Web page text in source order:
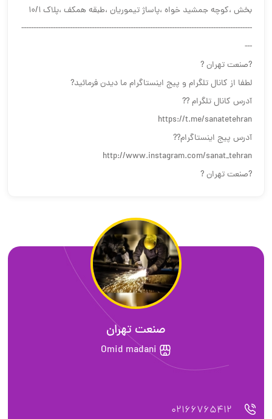
بخش ،کوچه جمشید خواه ،پاساژ تیموریان ،طبقه همکف ،پلاک ۱۰/۱
-----------------------------------------------------------------------------------------------
---
?صنعت تهران ?
لطفا از کانال تلگرام و پیج اینستاگرام ما دیدن فرمائید?
آدرس کانال تلگرام ??
https://t.me/sanatetehran
آدرس پیج اینستاگرام??
http://www.instagram.com/sanat_tehran
?صنعت تهران ?
صنعت تهران
Omid madani
02166765412